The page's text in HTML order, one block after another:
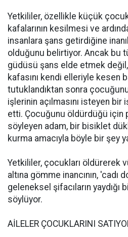
Yetkililer, özellikle küçük
kafalarının kesilmesi ve
insanlara şans getirdiğine
olduğunu belirtiyor. Ancak bu
güdüsü şans elde etmek
kafasını kendi elleriyle kesen
tutuklandıktan sonra
işlerinin açılmasını isteyen bir
etti. Çocuğunu öldürdüğü için
söyleyen adam, bir bisiklet
kurma amacıyla böyle bir şey
Yetkililer, çocukları öldürerek
altına gömme inancının, 'cadı
geleneksel şifacıların yaydığı
söylüyor.
AİLELER ÇOCUKLARINI